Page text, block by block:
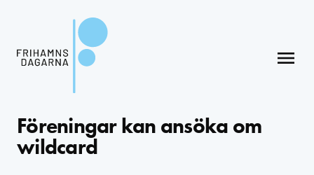
menu
Föreningar kan ansöka om
wildcard